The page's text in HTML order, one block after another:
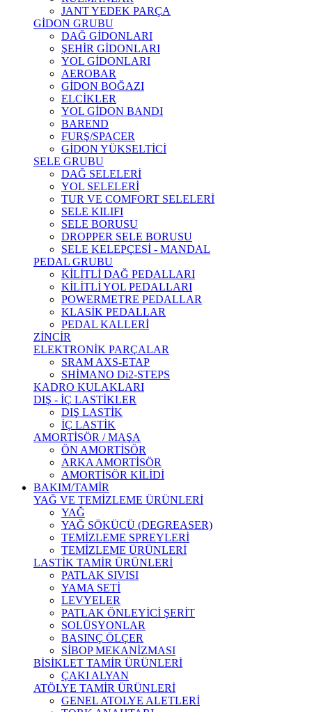
JANT YEDEK PARÇA
GİDON GRUBU
DAĞ GİDONLARI
ŞEHİR GİDONLARI
YOL GİDONLARI
AEROBAR
GİDON BOĞAZI
ELCİKLER
YOL GİDON BANDI
BAREND
FURŞ/SPACER
GİDON YÜKSELTİCİ
SELE GRUBU
DAĞ SELELERİ
YOL SELELERİ
TUR VE COMFORT SELELERİ
SELE KILIFI
SELE BORUSU
DROPPER SELE BORUSU
SELE KELEPÇESİ - MANDAL
PEDAL GRUBU
KİLİTLİ DAĞ PEDALLARI
KİLİTLİ YOL PEDALLARI
POWERMETRE PEDALLAR
KLASİK PEDALLAR
PEDAL KALLERİ
ZİNCİR
ELEKTRONİK PARÇALAR
SRAM AXS-ETAP
SHİMANO Di2-STEPS
KADRO KULAKLARI
DIŞ - İÇ LASTİKLER
DIŞ LASTİK
İÇ LASTİK
AMORTİSÖR / MAŞA
ÖN AMORTİSÖR
ARKA AMORTİSÖR
AMORTİSÖR KİLİDİ
BAKIM/TAMİR
YAĞ VE TEMİZLEME ÜRÜNLERİ
YAĞ
YAĞ SÖKÜCÜ (DEGREASER)
TEMİZLEME SPREYLERİ
TEMİZLEME ÜRÜNLERİ
LASTİK TAMİR ÜRÜNLERİ
PATLAK SIVISI
YAMA SETİ
LEVYELER
PATLAK ÖNLEYİCİ ŞERİT
SOLÜSYONLAR
BASINÇ ÖLÇER
SİBOP MEKANİZMASI
BİSİKLET TAMİR ÜRÜNLERİ
ÇAKI ALYAN
ATÖLYE TAMİR ÜRÜNLERİ
GENEL ATOLYE ALETLERİ